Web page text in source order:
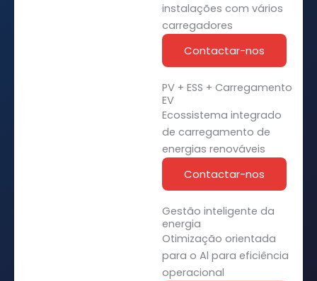
instalações com vários
carregadores
Contactar-nos
PV + ESS + Carregamento
EV
Ecossistema integrado
de carregamento de
energias renováveis
Contactar-nos
Gestão inteligente da
energia
Otimização orientada
para o Al para eficiência
operacional